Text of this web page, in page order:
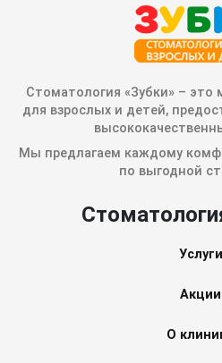
Стоматология «Зубки» – это
для взрослых и детей,
Мы предлагаем каждому
по выгодной
Услуги
Акции
О